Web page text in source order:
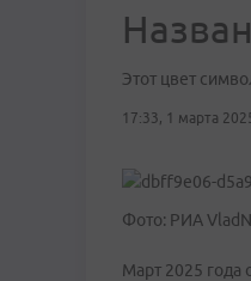
Этот цвет
17:33, 1 марта
Фото: РИА
Март 2025 года